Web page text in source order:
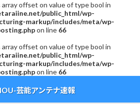
array offset on value of type bool in
public_html/wp-
markup/includes/meta/wp-
on line 66
array offset on value of type bool in
public_html/wp-
markup/includes/meta/wp-
on line 66
芸能アンテナ速報